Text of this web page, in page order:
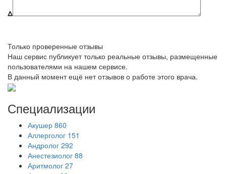
Δ
Только проверенные отзывы
Наш сервис публикует только реальные отзывы, размещенные
пользователями на нашем сервисе.
В данный момент ещё нет отзывов о работе этого врача.
Специализации
Акушер 860
Аллерголог 151
Андролог 292
Анестезиолог 88
Аритмолог 27